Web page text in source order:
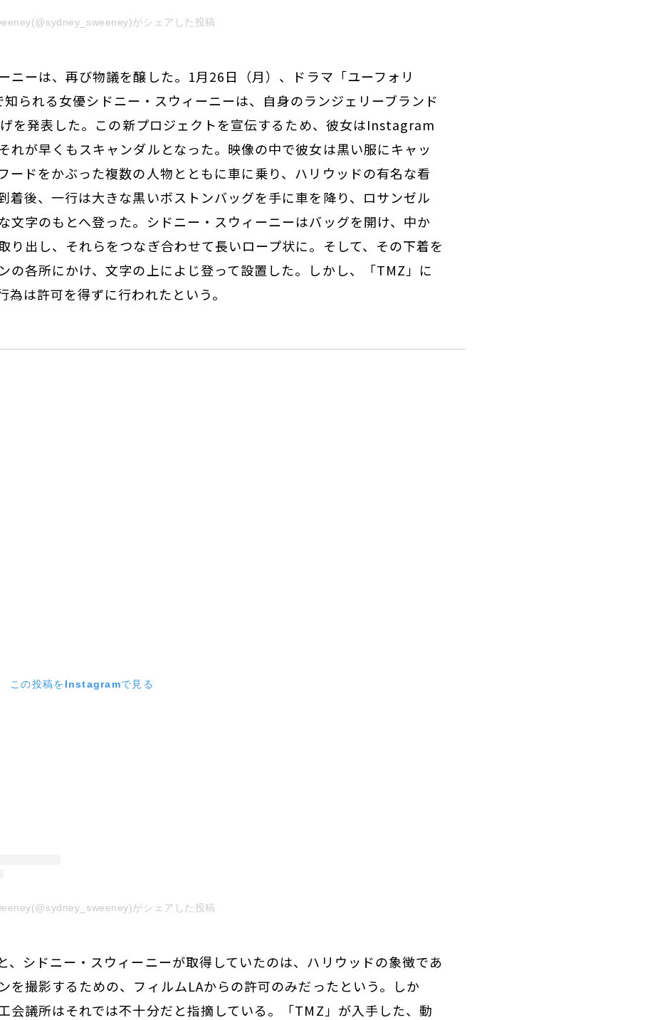
がシェアした投稿
ニーは、再び物議を醸した。1月26日（月）、ドラマ「ユーフォリ
られる女優シドニー・スウィーニーは、自身のランジェリーブランド
げを発表した。この新プロジェクトを宣伝するため、彼女はInstagram
れが早くもスキャンダルとなった。映像の中で彼女は黒い服にキャッ
ードをかぶった複数の人物とともに車に乗り、ハリウッドの有名な看
着後、一行は大きな黒いボストンバッグを手に車を降り、ロサンゼル
文字のもとへ登った。シドニー・スウィーニーはバッグを開け、中か
り出し、それらをつなぎ合わせて長いロープ状に。そして、その下着を
の各所にかけ、文字の上によじ登って設置した。しかし、「TMZ」に
為は許可を得ずに行われたという。
この投稿をInstagramで見る
がシェアした投稿
、シドニー・スウィーニーが取得していたのは、ハリウッドの象徴であ
を撮影するための、フィルムLAからの許可のみだったという。しか
会議所はそれでは不十分だと指摘している。「TMZ」が入手した、動